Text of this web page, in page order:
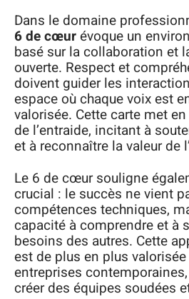
Dans le domaine
6 de cœurévoque un
basé sur la collaboration et
ouverte. Respect et
doivent guider les
espace où chaque voix est
valorisée. Cette carte met
de l’entraide, incitant à
et à reconnaître la valeur de
Le 6 de cœur souligne
crucial : le succès ne vient
compétences techniques,
capacité à comprendre et à
besoins des autres. Cette
est de plus en plus
entreprises
créer des équipes soudées